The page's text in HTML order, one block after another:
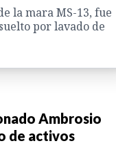
la mara MS-13, fue
por lavado de
Ambrosio
de activos